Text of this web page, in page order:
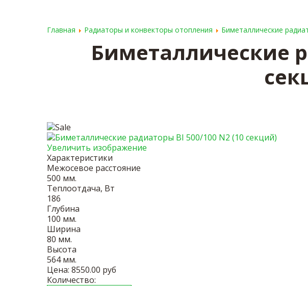
Главная
Радиаторы и конвекторы отопления Биметаллические
Биметаллические
Увеличить изображение
Характеристики
Межосевое расстояние
500 мм.
Теплоотдача, Вт
186
Глубина
100 мм.
Ширина
80 мм.
Высота
564 мм.
Цена: 8550.00 руб
Количество: